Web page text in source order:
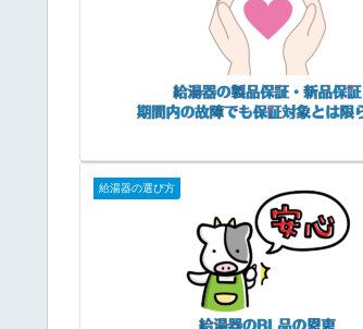
給湯器の選び方